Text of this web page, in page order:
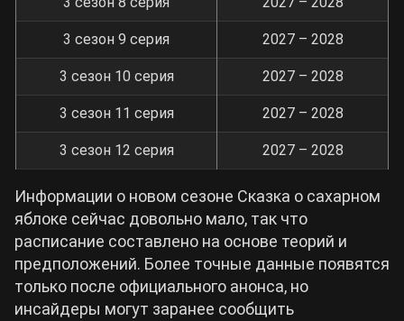
3 сезон 9 серия 2027 – 2028
3 сезон 10 серия 2027 – 2028
3 сезон 11 серия 2027 – 2028
3 сезон 12 серия 2027 – 2028
Информации о новом сезоне Сказка о сахарном
яблоке сейчас довольно мало, так что
расписание составлено на основе теорий и
предположений. Более точные данные появятся
только после официального анонса, но
инсайдеры могут заранее сообщить